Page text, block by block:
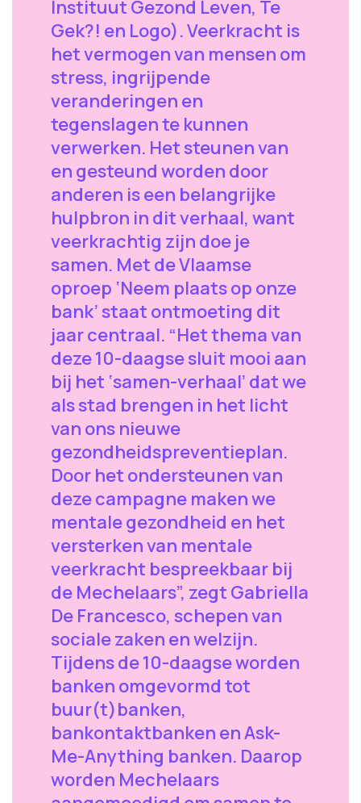
Instituut Gezond Leven, Te
Gek?! en Logo). Veerkracht is
het vermogen van mensen om
stress, ingrijpende
veranderingen en
tegenslagen te kunnen
verwerken. Het steunen van
en gesteund worden door
anderen is een belangrijke
hulpbron in dit verhaal, want
veerkrachtig zijn doe je
samen. Met de Vlaamse
oproep ‘Neem plaats op onze
bank’ staat ontmoeting dit
jaar centraal. “Het thema van
deze 10-daagse sluit mooi aan
bij het ‘samen-verhaal’ dat we
als stad brengen in het licht
van ons nieuwe
gezondheidspreventieplan.
Door het ondersteunen van
deze campagne maken we
mentale gezondheid en het
versterken van mentale
veerkracht bespreekbaar bij
de Mechelaars”, zegt Gabriella
De Francesco, schepen van
sociale zaken en welzijn.
Tijdens de 10-daagse worden
banken omgevormd tot
buur(t)banken,
bankontaktbanken en Ask-
Me-Anything banken. Daarop
worden Mechelaars